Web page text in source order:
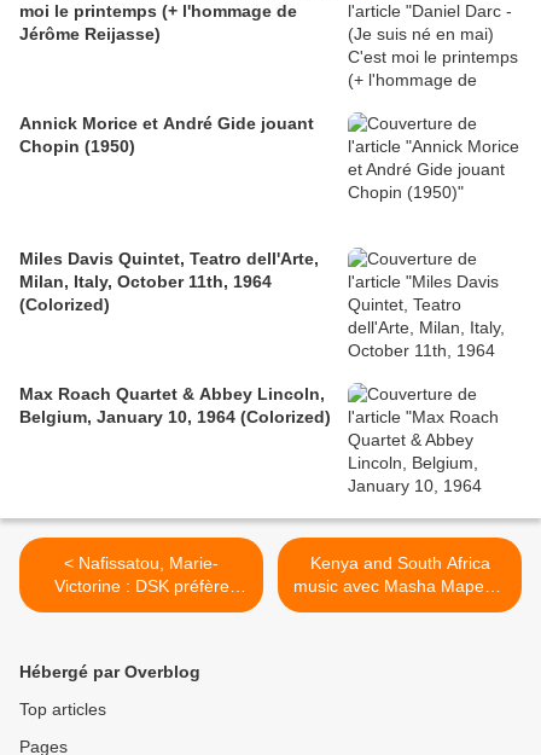
moi le printemps (+ l'hommage de
Jérôme Reijasse)
Annick Morice et André Gide jouant
Chopin (1950)
Miles Davis Quintet, Teatro dell'Arte,
Milan, Italy, October 11th, 1964
(Colorized)
Max Roach Quartet & Abbey Lincoln,
Belgium, January 10, 1964 (Colorized)
< Nafissatou, Marie-
Victorine : DSK préfère
définitivement les culs noirs
Kenya and South Africa
music avec Masha Mapenzi
- Uhiko >
Hébergé par Overblog
Top articles
Pages